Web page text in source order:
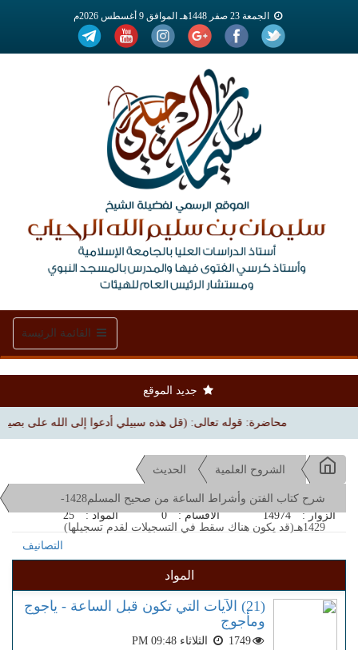
الجمعة 23 صفر 1448هـ الموافق 9 أغسطس 2026م
Toggle
navigation
القائمة الرئيسة
جديد الموقع
محاضرة: قوله تعالى: (قل هذه سبيلي أدعوا إلى الله على بصيرة) |
الشروح العلمية الحديث
شرح كتاب الفتن وأشراط الساعة من صحيح المسلم1428-
1429هـ(قد يكون هناك سقط في التسجيلات لقدم تسجيلها)
الزوار : 14974 الاقسام : 0 المواد : 25
التصانيف
المواد
(21) الآيات التي تكون قبل الساعة - يأجوج
ومأجوج
1749
الثلاثاء PM 09:48